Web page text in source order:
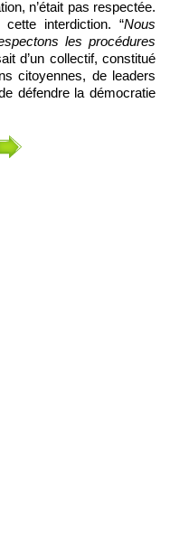
n’était pas respectée.
interdiction. “Nous
les procédures
d’un collectif, constitué
citoyennes, de leaders
défendre la démocratie